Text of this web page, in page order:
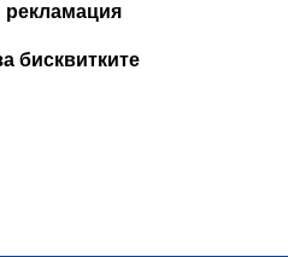
рекламация
бисквитките